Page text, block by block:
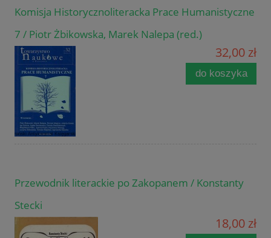
Komisja Historycznoliteracka Prace Humanistyczne
7 / Piotr Żbikowska, Marek Nalepa (red.)
32,00 zł
do koszyka
Przewodnik literackie po Zakopanem / Konstanty
Stecki
18,00 zł